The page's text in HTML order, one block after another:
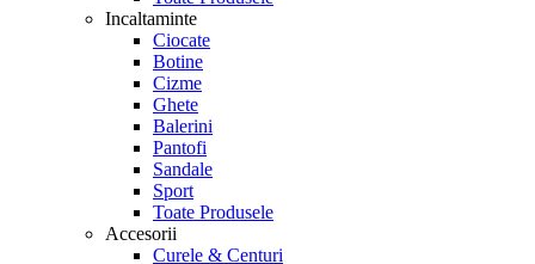
Incaltaminte
Ciocate
Botine
Cizme
Ghete
Balerini
Pantofi
Sandale
Sport
Toate Produsele
Accesorii
Curele & Centuri